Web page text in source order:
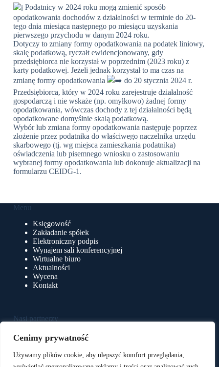
Cenimy prywatność
Używamy plików cookie, aby ulepszyć komfort przeglądania,
Podatnicy w 2024 roku mogą zmienić sposób
opodatkowania dochodów z działalności w terminie do 20-
tego dnia miesiąca następnego po miesiącu uzyskania
pierwszego przychodu w danym 2024 roku.
Dotyczy to zmiany formy opodatkowania na podatek liniowy,
skalę podatkową, ryczałt ewidencjonowany, gdy
przedsiębiorca nie korzystał w poprzednim (2023 roku) z
karty podatkowej. Jeżeli jednak korzystał to ma czas na
zmianę formy opodatkowania
do 20 stycznia 2024 r.
Przedsiębiorca, który w 2024 roku zarejestruje działalność
gospodarczą i nie wskaże (np. omyłkowo) żadnej formy
opodatkowania, wówczas dochody z tej działalności będą
opodatkowane domyślnie skalą podatkową.
Wybór lub zmiana formy opodatkowania następuje poprzez
złożenie przez podatnika do właściwego naczelnika urzędu
skarbowego (tj. wg miejsca zamieszkania podatnika)
oświadczenia lub pisemnego wniosku o zastosowaniu
wybranej formy opodatkowania lub dokonuje aktualizacji na
formularzu CEIDG-1.
Menu
Księgowość
Zakładanie spółek
Elektroniczny podpis
Wynajem sali konferencyjnej
Wirtualne biuro
Aktualności
Wycena
Kontakt
Nasi partnerzy
BluSoft
BluSerwer
BluStreamTV